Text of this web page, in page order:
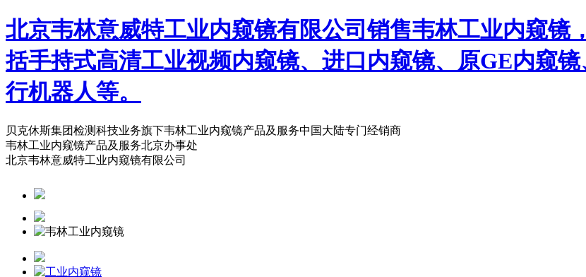
北京韦林意威特工业内窥镜有限公司销售韦林工业内窥镜
括手持式高清工业视频内窥镜、进口内窥镜、原GE内窥
行机器人等。
贝克休斯集团检测科技业务旗下韦林工业内窥镜产品及服务中国大陆专门经销商
韦林工业内窥镜产品及服务北京办事处
北京韦林意威特工业内窥镜有限公司